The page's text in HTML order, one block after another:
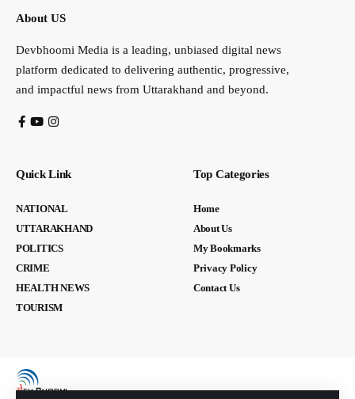
About US
Devbhoomi Media is a leading, unbiased digital news
platform dedicated to delivering authentic, progressive,
and impactful news from Uttarakhand and beyond.
Quick Link
NATIONAL
UTTARAKHAND
POLITICS
CRIME
HEALTH NEWS
TOURISM
Top Categories
Home
About Us
My Bookmarks
Privacy Policy
Contact Us